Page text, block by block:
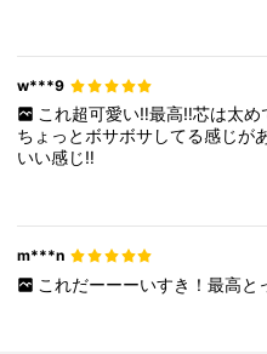
w***9
これ超可愛い‼️最高‼️芯は太
ちょっとボサボサしてる感じが
いい感じ‼️
m***n
これだーーーいすき！最高と